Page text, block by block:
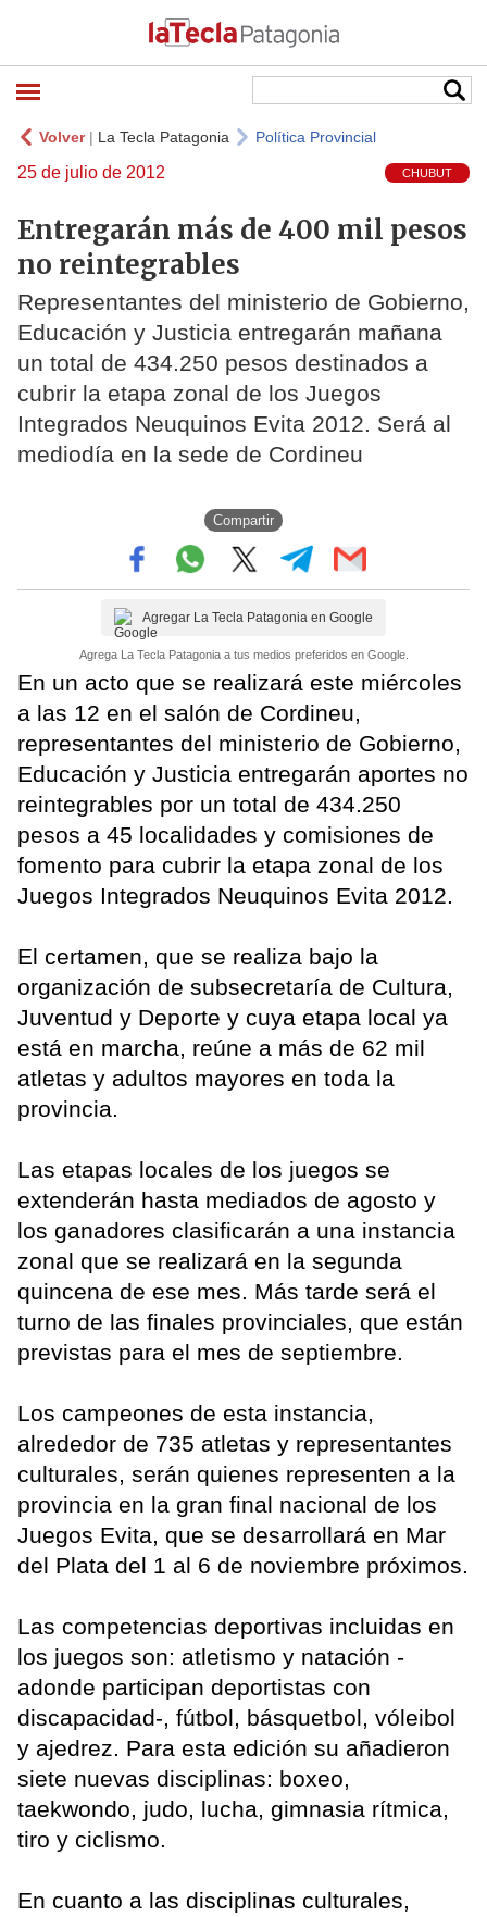
Volver| La Tecla Patagonia Política Provincial
25 de julio de 2012 CHUBUT
Entregarán más de 400 mil pesos
no reintegrables
Representantes del ministerio de Gobierno,
Educación y Justicia entregarán mañana
un total de 434.250 pesos destinados a
cubrir la etapa zonal de los Juegos
Integrados Neuquinos Evita 2012. Será al
mediodía en la sede de Cordineu
Compartir
Agregar La Tecla Patagonia en Google
Agrega La Tecla Patagonia a tus medios preferidos en Google.
En un acto que se realizará este miércoles
a las 12 en el salón de Cordineu,
representantes del ministerio de Gobierno,
Educación y Justicia entregarán aportes no
reintegrables por un total de 434.250
pesos a 45 localidades y comisiones de
fomento para cubrir la etapa zonal de los
Juegos Integrados Neuquinos Evita 2012.
El certamen, que se realiza bajo la
organización de subsecretaría de Cultura,
Juventud y Deporte y cuya etapa local ya
está en marcha, reúne a más de 62 mil
atletas y adultos mayores en toda la
provincia.
Las etapas locales de los juegos se
extenderán hasta mediados de agosto y
los ganadores clasificarán a una instancia
zonal que se realizará en la segunda
quincena de ese mes. Más tarde será el
turno de las finales provinciales, que están
previstas para el mes de septiembre.
Los campeones de esta instancia,
alrededor de 735 atletas y representantes
culturales, serán quienes representen a la
provincia en la gran final nacional de los
Juegos Evita, que se desarrollará en Mar
del Plata del 1 al 6 de noviembre próximos.
Las competencias deportivas incluidas en
los juegos son: atletismo y natación -
adonde participan deportistas con
discapacidad-, fútbol, básquetbol, vóleibol
y ajedrez. Para esta edición su añadieron
siete nuevas disciplinas: boxeo,
taekwondo, judo, lucha, gimnasia rítmica,
tiro y ciclismo.
En cuanto a las disciplinas culturales,